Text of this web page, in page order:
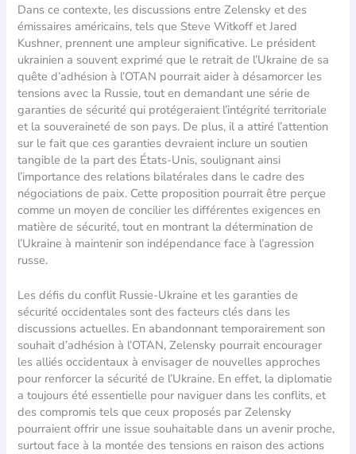
Dans ce contexte, les discussions entre Zelensky et des
émissaires américains, tels que Steve Witkoff et Jared
Kushner, prennent une ampleur significative. Le président
ukrainien a souvent exprimé que le retrait de l’Ukraine de sa
quête d’adhésion à l’OTAN pourrait aider à désamorcer les
tensions avec la Russie, tout en demandant une série de
garanties de sécurité qui protégeraient l’intégrité territoriale
et la souveraineté de son pays. De plus, il a attiré l’attention
sur le fait que ces garanties devraient inclure un soutien
tangible de la part des États-Unis, soulignant ainsi
l’importance des relations bilatérales dans le cadre des
négociations de paix. Cette proposition pourrait être perçue
comme un moyen de concilier les différentes exigences en
matière de sécurité, tout en montrant la détermination de
l’Ukraine à maintenir son indépendance face à l’agression
russe.
Les défis du conflit Russie-Ukraine et les garanties de
sécurité occidentales sont des facteurs clés dans les
discussions actuelles. En abandonnant temporairement son
souhait d’adhésion à l’OTAN, Zelensky pourrait encourager
les alliés occidentaux à envisager de nouvelles approches
pour renforcer la sécurité de l’Ukraine. En effet, la diplomatie
a toujours été essentielle pour naviguer dans les conflits, et
des compromis tels que ceux proposés par Zelensky
pourraient offrir une issue souhaitable dans un avenir proche,
surtout face à la montée des tensions en raison des actions